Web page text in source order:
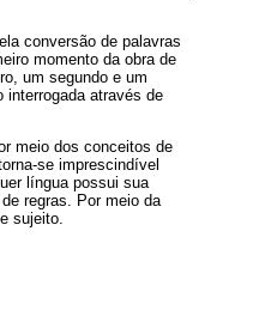
conversão de palavras
momento da obra de
um segundo e um
através de
meio dos conceitos de
se imprescindível
língua possui sua
regras. Por meio da
sujeito.